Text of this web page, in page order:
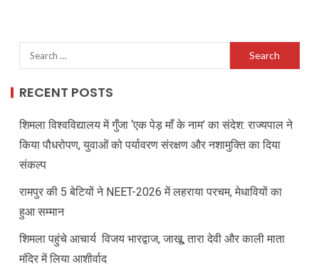
RECENT POSTS
शिमला विश्वविद्यालय में गुँजा ‘एक पेड़ माँ के नाम’ का संदेश: राज्यपाल ने
किया पौधरोपण, युवाओं को पर्यावरण संरक्षण और नशामुक्ति का दिया
संकल्प
रामपुर की 5 बेटियों ने NEET-2026 में लहराया परचम, मेधावियों का
हुआ सम्मान
शिमला पहुंचे आचार्य विजय भारद्वाज, जाखू, तारा देवी और काली माता
मंदिर में लिया आशीर्वाद